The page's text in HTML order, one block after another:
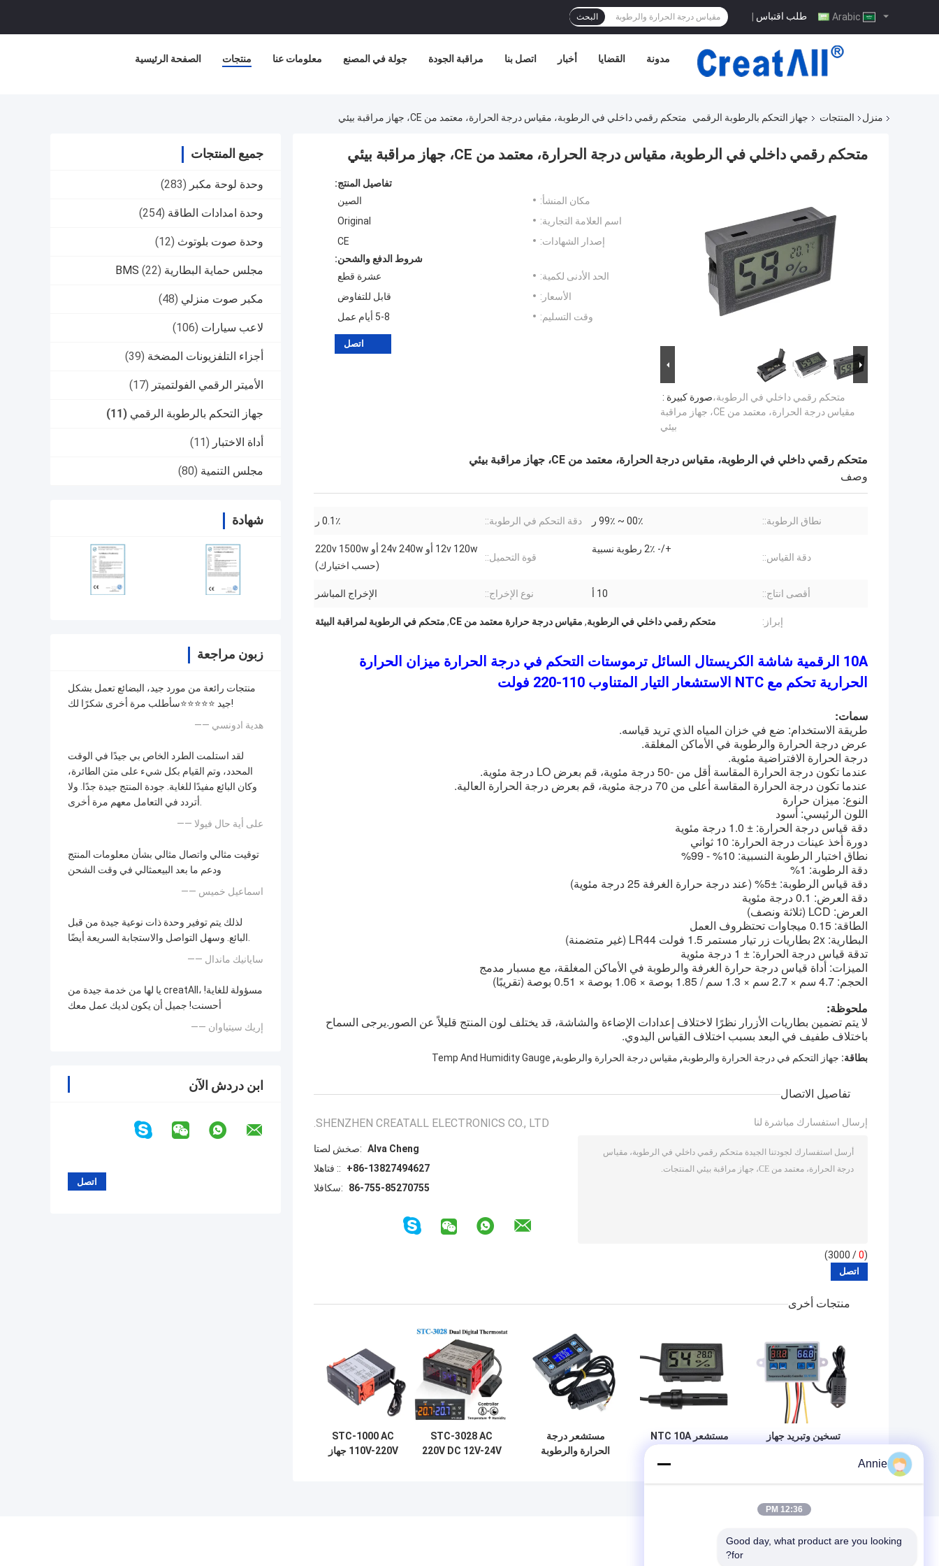
طلب اقتباس | البحث
الصفحة الرئيسية منتجات معلومات عنا جولة في المصنع مراقبة الجودة اتصل بنا أخبار القضايا مدونة
منزل المنتجات جهاز التحكم بالرطوبة الرقمي متحكم رقمي داخلي في الرطوبة، مقياس درجة الحرارة، معتمد من CE، جهاز مراقبة بيئي
جميع المنتجات
وحدة لوحة مكبر (283)
وحدة امدادات الطاقة (254)
وحدة صوت بلوتوث (12)
مجلس حماية البطارية BMS (22)
مكبر صوت منزلي (48)
لاعب سيارات (106)
أجزاء التلفزيونات المضخة (39)
الأميتر الرقمي الفولتميتر (17)
جهاز التحكم بالرطوبة الرقمي (11)
أداة الاختبار (11)
مجلس التنمية (80)
شهادة
زبون مراجعة
منتجات رائعة من مورد جيد، البضائع تعمل بشكل
جيد ⭐⭐⭐⭐⭐سأطلب مرة أخرى شكرًا لك!
—— هدية ادونسي
لقد استلمت الطرد الخاص بي جيدًا في الوقت
المحدد، وتم القيام بكل شيء على متن الطائرة،
وكان البائع مفيدًا للغاية. جودة المنتج جيدة جدًا. ولا
أتردد في التعامل معهم مرة أخرى.
—— على أية حال فيولا
توقيت مثالي واتصال مثالي بشأن معلومات المنتج
ودعم ما بعد البيعمثالي في وقت الشحن
—— اسماعيل خميس
لذلك يتم توفير وحدة ذات نوعية جيدة من قبل
البائع. وسهل التواصل والاستجابة السريعة أيضًا.
—— سايانيك ماندال
يا لها من خدمة جيدة من creatAll، مسؤولة للغاية!
أحسنت! جميل أن يكون لديك عمل معك
—— إريك سيتياوان
ابن دردش الآن
متحكم رقمي داخلي في الرطوبة، مقياس درجة الحرارة، معتمد من CE، جهاز مراقبة بيئي
صورة كبيرة :متحكم رقمي داخلي في الرطوبة،
مقياس درجة الحرارة، معتمد من CE، جهاز مراقبة
بيئي
تفاصيل المنتج:
مكان المنشأ:
الصين
اسم العلامة التجارية:
Original
إصدار الشهادات:
CE
شروط الدفع والشحن:
الحد الأدنى لكمية:
عشرة قطع
الأسعار:
قابل للتفاوض
وقت التسليم:
5-8 أيام عمل
اتصل
متحكم رقمي داخلي في الرطوبة، مقياس درجة الحرارة، معتمد من CE، جهاز مراقبة بيئي
وصف
نطاق الرطوبة:: 00٪ ~ 99٪ ر دقة التحكم في الرطوبة:: 0.1٪ ر
دقة القياس::
+/- 2٪ رطوبة نسبية
قوة التحميل::
12v 120w أو 24v 240w أو 220v 1500w
(حسب اختيارك)
أقصى انتاج:: 10 أ نوع الإخراج:: الإخراج المباشر
إبراز: متحكم رقمي داخلي في الرطوبة, مقياس درجة حرارة معتمد من CE , متحكم في الرطوبة لمراقبة البيئة
10A الرقمية شاشة الكريستال السائل ترموستات التحكم في درجة الحرارة ميزان الحرارة
الحرارية تحكم مع NTC الاستشعار التيار المتناوب 110-220 فولت
سمات:
طريقة الاستخدام: ضع في خزان المياه الذي تريد قياسه.
عرض درجة الحرارة والرطوبة في الأماكن المغلقة.
درجة الحرارة الافتراضية مئوية.
عندما تكون درجة الحرارة المقاسة أقل من -50 درجة مئوية، قم بعرض LO درجة مئوية.
عندما تكون درجة الحرارة المقاسة أعلى من 70 درجة مئوية، قم بعرض درجة الحرارة العالية.
النوع: ميزان حرارة
اللون الرئيسي: أسود
دقة قياس درجة الحرارة: ± 1.0 درجة مئوية
دورة أخذ عينات درجة الحرارة: 10 ثواني
نطاق اختبار الرطوبة النسبية: 10% - 99%
دقة الرطوبة: 1%
دقة قياس الرطوبة: ±5% (عند درجة حرارة الغرفة 25 درجة مئوية)
دقة العرض: 0.1 درجة مئوية
العرض: LCD (ثلاثة ونصف)
الطاقة: 0.15 ميجاوات تحت
ظروف العمل
البطارية: 2x بطاريات زر تيار مستمر 1.5 فولت LR44 (غير متضمنة)
تدقة قياس درجة الحرارة: ± 1 درجة مئوية
الميزات: أداة قياس درجة حرارة الغرفة والرطوبة في الأماكن المغلقة، مع مسبار مدمج
الحجم: 4.7 سم × 2.7 سم × 1.3 سم / 1.85 بوصة × 1.06 بوصة × 0.51 بوصة (تقريبًا)
ملحوظة:
باختلاف طفيف في البعد بسبب اختلاف القياس اليدوي.
بطاقة: جهاز التحكم في درجة الحرارة والرطوبة, مقياس درجة الحرارة والرطوبة,
Temp And Humidity Gauge
تفاصيل الاتصال
SHENZHEN CREATALL ELECTRONICS CO., LTD.
اتصل شخص: Alva Cheng
الهاتف ::
+86-13827494627
الفاكس:
86-755-85270755
إرسال استفسارك مباشرة لنا
(
0
/ 3000)
منتجات أخرى
تسخين وتبريد جهاز
مستشعر NTC 10A
لمراقبة الرطوبة جهاز
مستشعر درجة
الحرارة والرطوبة
STC-3028 AC
220V DC 12V-24V
STC-1000 AC
110V-220V جهاز
Annie
12:36 PM
Good day, what product are you looking
for?